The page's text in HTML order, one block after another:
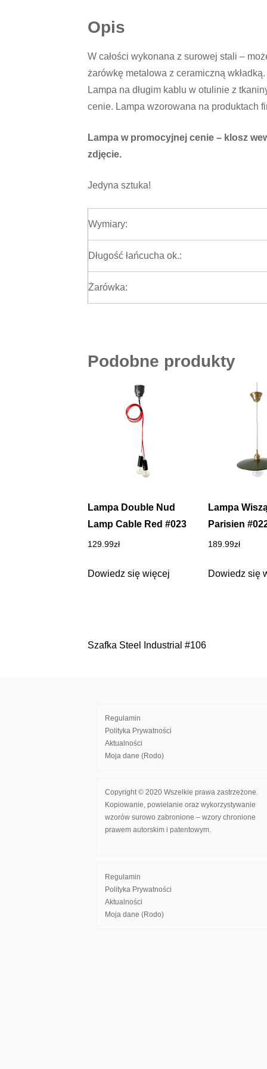
Opis
W całości wykonana z surowej stali –
żarówkę metalowa z ceramiczną
Lampa na długim kablu w otulinie z
cenie. Lampa wzorowana na produktach
Lampa w promocyjnej cenie – klosz
zdjęcie.
Jedyna sztuka!
Wymiary:
Długość łańcucha ok.:
Żarówka:
Podobne produkty
Lampa Double Nud
Lamp Cable Red #023
129.99zł
Dowiedz się więcej
Lampa
Parisien
189.99zł
Dowiedz się
Nawigacja
Szafka Steel Industrial #106
Regulamin
Polityka Prywatności
Aktualności
Moja dane (Rodo)
Copyright © 2020 Wszelkie prawa zastrzeżone.
Kopiowanie, powielanie oraz wykorzystywanie
wzorów surowo zabronione – wzory chronione
prawem autorskim i patentowym.
Regulamin
Polityka Prywatności
Aktualności
Moja dane (Rodo)